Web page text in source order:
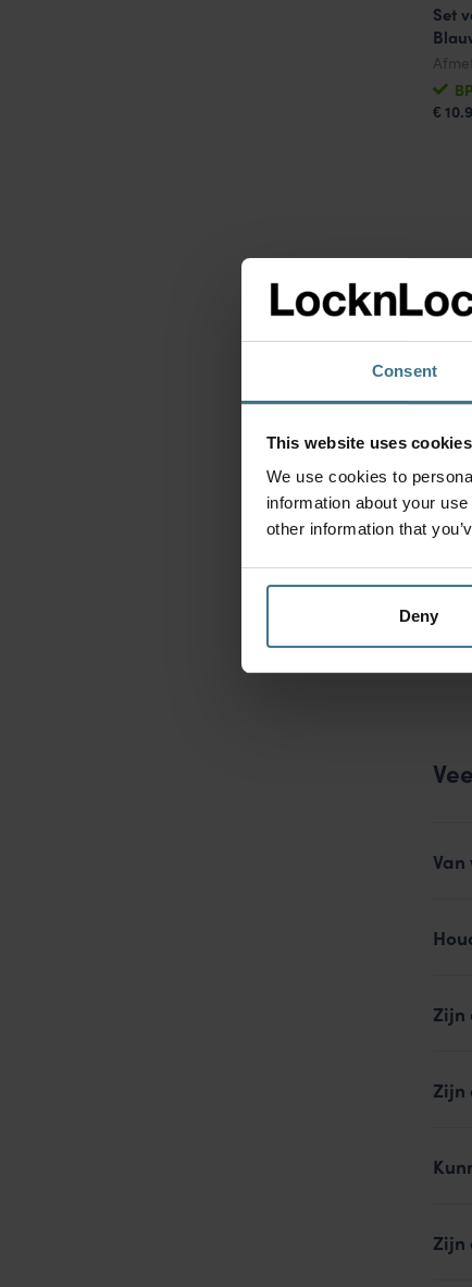
Consent
This website uses cookies
We use cookies to
information about your
other information that
Deny
Set
€
Roze
Zijn
Zijn
Zijn